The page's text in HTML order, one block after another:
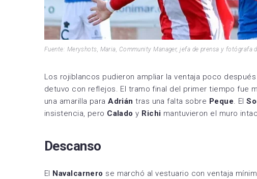
Fuente: Meryshots, Maria, Community Manager, jefa de prensa y fotógrafa
Los rojiblancos pudieron ampliar la ventaja poco
detuvo con reflejos. El tramo final del primer tiempo fue
una amarilla paraAdrián tras una falta sobre Peque. El
insistencia, pero Calado y Richi mantuvieron el muro
Descanso
El Navalcarnero se marchó al vestuario con ventaja